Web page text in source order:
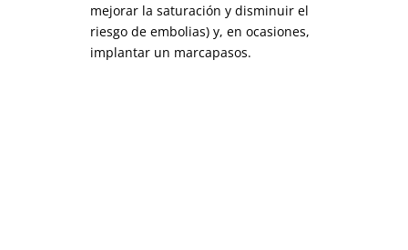
mejorar la saturación y disminuir el
riesgo de embolias) y, en ocasiones,
implantar un marcapasos.